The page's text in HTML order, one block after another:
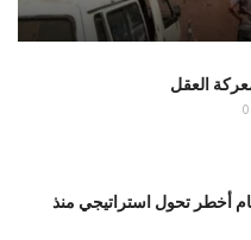
العقل
0
أخطر تحول استراتيجي منذ